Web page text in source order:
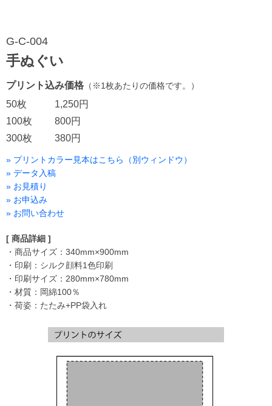
G-C-004
手ぬぐい
プリント込み価格 （※1枚あたりの価格です。）
50枚
100枚
300枚
1,250円
800円
380円
» プリントカラー見本はこちら（別ウィンドウ）
» データ入稿
» お見積り
» お申込み
» お問い合わせ
[ 商品詳細 ]
・商品サイズ：340mm×900mm
・印刷：シルク顔料1色印刷
・印刷サイズ：280mm×780mm
・材質：岡綿100％
・荷姿：たたみ+PP袋入れ